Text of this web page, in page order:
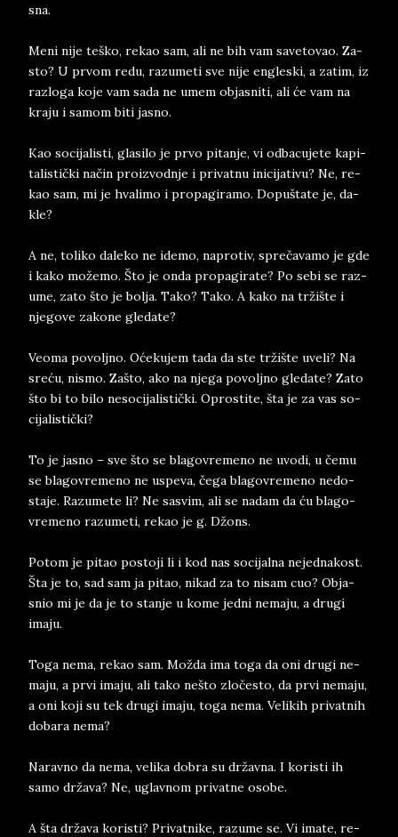
sna.
Meni nije teško, re­kao sam, ali ne bih vam sa­ve­to­vao. Za­
sto? U pr­vom redu, ra­zu­me­ti sve nije en­gle­ski, a za­tim, iz
raz­lo­ga koje vam sada ne umem ob­ja­sni­ti, ali će vam na
kra­ju i sa­mom biti ja­sno.
Kao so­ci­ja­li­sti, gla­si­lo je prvo pi­tan­je, vi od­ba­cu­je­te ka­pi­
ta­li­stički način pro­iz­vod­nje i pri­vat­nu ini­ci­ja­ti­vu? Ne, re­
kao sam, mi je hva­li­mo i pro­pa­gi­ra­mo. Dopuštate je, da­
kle?
A ne, to­li­ko da­le­ko ne ide­mo, na­pro­tiv, sprečava­mo je gde
i kako možemo. Što je onda pro­pa­gi­ra­te? Po sebi se raz­
u­me, zato što je bol­ja. Tako? Tako. A kako na tržište i
nje­go­ve za­ko­ne gle­da­te?
Ve­o­ma po­vol­jno. Oćeku­jem tada da ste tržište uve­li? Na
sreću, ni­smo. Za­što, ako na nje­ga po­voljno gle­da­te? Zato
što bi to bilo ne­so­ci­ja­li­stički. Oprosti­te, šta je za vas so­
ci­ja­li­stički?
To je ja­sno – sve što se bla­go­vre­me­no ne uvo­di, u čemu
se bla­go­vre­me­no ne uspe­va, čega bla­go­vre­me­no ne­do­
sta­je. Raz­u­me­te li? Ne sa­svim, ali se na­dam da ću bla­go­
vre­me­no raz­u­me­ti, re­kao je g. Džons.
Po­tom je pi­tao po­sto­ji li i kod nas so­cijal­na ne­jed­na­kost.
Šta je to, sad sam ja pi­tao, ni­kad za to ni­sam cuo? Ob­ja­
snio mi je da je to stan­je u kome jed­ni ne­ma­ju, a dru­gi
ima­ju.
Toga nema, re­kao sam. Možda ima toga da oni dru­gi ne­
ma­ju, a prvi ima­ju, ali tako nešto zločesto, da prvi ne­ma­ju,
a oni koji su tek dru­gi ima­ju, toga nema. Ve­li­kih pri­vatnih
do­ba­ra nema?
Na­rav­no da nema, ve­li­ka do­bra su državna. I ko­ri­sti ih
samo država? Ne, uglav­nom pri­vat­ne oso­be.
A šta država ko­ri­sti? Pri­vat­ni­ke, raz­u­me se. Vi ima­te, re­